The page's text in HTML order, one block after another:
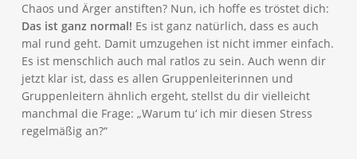
Chaos und Ärger anstiften? Nun, ich hoffe es tröstet dich:
Das ist ganz normal! Es ist ganz natürlich, dass es auch
mal rund geht. Damit umzugehen ist nicht immer einfach.
Es ist menschlich auch mal ratlos zu sein. Auch wenn dir
jetzt klar ist, dass es allen Gruppenleiterinnen und
Gruppenleitern ähnlich ergeht, stellst du dir vielleicht
manchmal die Frage: „Warum tu‘ ich mir diesen Stress
regelmäßig an?“